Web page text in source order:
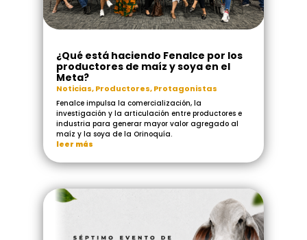
¿Qué está haciendo Fenalce por los
productores de maíz y soya en el
Meta?
Noticias,Productores,Protagonistas
Fenalce impulsa la comercialización, la
investigación y la articulación entre productores e
industria para generar mayor valor agregado al
maíz y la soya de la Orinoquía.
leer más